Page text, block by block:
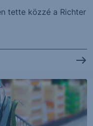
tette közzé a Richter